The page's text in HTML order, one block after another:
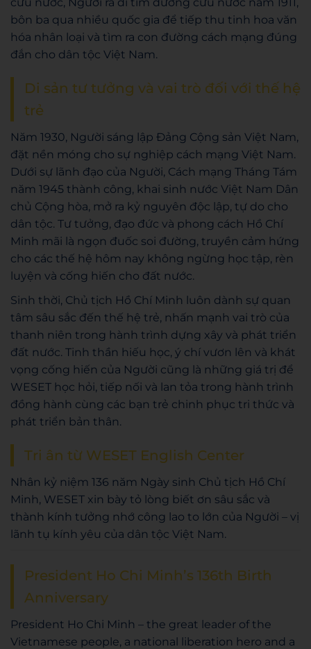
bôn ba qua nhiều quốc gia để tiếp thu tinh hoa văn
hóa nhân loại và tìm ra con đường cách mạng đúng
đắn cho dân tộc Việt Nam.
Di sản tư tưởng và vai trò đối với thế hệ
trẻ
Năm 1930, Người sáng lập Đảng Cộng sản Việt Nam,
đặt nền móng cho sự nghiệp cách mạng Việt Nam.
Dưới sự lãnh đạo của Người, Cách mạng Tháng Tám
năm 1945 thành công, khai sinh nước Việt Nam Dân
chủ Cộng hòa, mở ra kỷ nguyên độc lập, tự do cho
dân tộc. Tư tưởng, đạo đức và phong cách Hồ Chí
Minh mãi là ngọn đuốc soi đường, truyền cảm hứng
cho các thế hệ hôm nay không ngừng học tập, rèn
luyện và cống hiến cho đất nước.
Sinh thời, Chủ tịch Hồ Chí Minh luôn dành sự quan
tâm sâu sắc đến thế hệ trẻ, nhấn mạnh vai trò của
thanh niên trong hành trình dựng xây và phát triển
đất nước. Tinh thần hiếu học, ý chí vươn lên và khát
vọng cống hiến của Người cũng là những giá trị để
WESET học hỏi, tiếp nối và lan tỏa trong hành trình
đồng hành cùng các bạn trẻ chinh phục tri thức và
phát triển bản thân.
Tri ân từ WESET English Center
Nhân kỷ niệm 136 năm Ngày sinh Chủ tịch Hồ Chí
Minh, WESET xin bày tỏ lòng biết ơn sâu sắc và
thành kính tưởng nhớ công lao to lớn của Người – vị
lãnh tụ kính yêu của dân tộc Việt Nam.
President Ho Chi Minh’s 136th Birth
Anniversary
President Ho Chi Minh – the great leader of the
Vietnamese people, a national liberation hero and a